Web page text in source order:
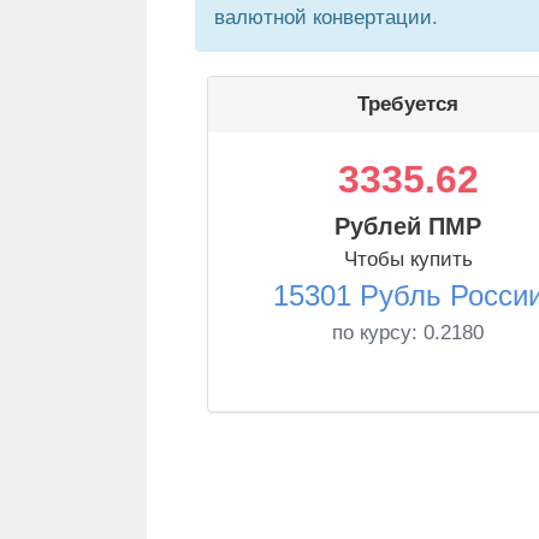
валютной конвертации.
Требуется
3335.62
Рублей ПМР
Чтобы купить
15301 Рубль
по курсу: 0.2180